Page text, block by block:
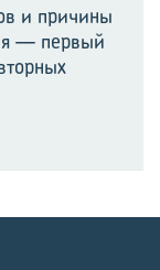
и причины
— первый